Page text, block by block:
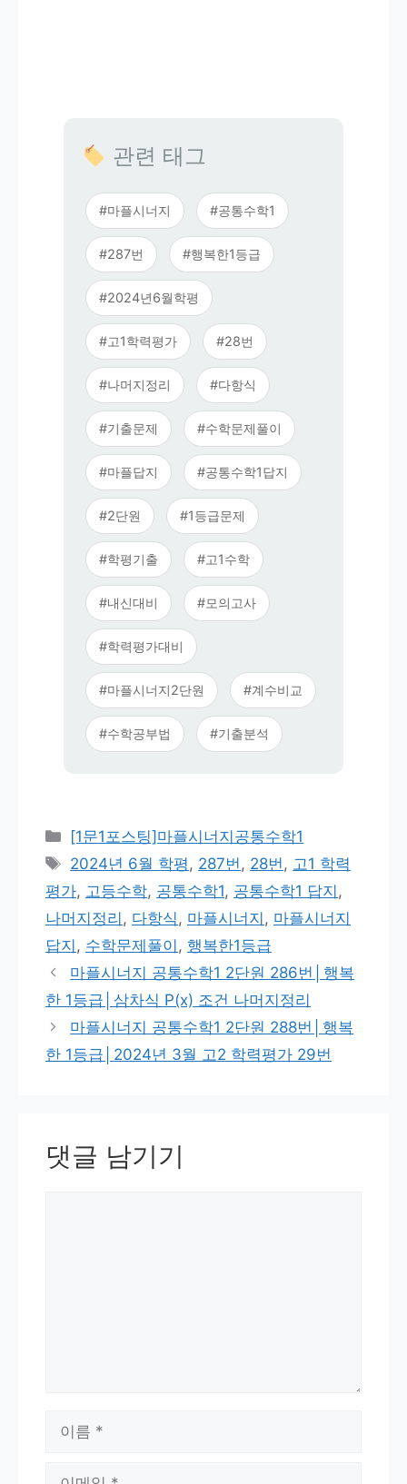
관련 태그
#마플시너지 #공통수학1
#287번 #행복한1등급
#2024년6월학평
#고1학력평가 #28번
#나머지정리 #다항식
#기출문제 #수학문제풀이
#마플답지 #공통수학1답지
#2단원 #1등급문제
#학평기출 #고1수학
#내신대비 #모의고사
#학력평가대비
#마플시너지2단원 #계수비교
#수학공부법 #기출분석
카
테
리
[1문1포스팅]마플시너지공통수학1
태
그
2024년 6월 학평, 287번, 28번, 고1 학력
평가, 고등수학, 공통수학1, 공통수학1 답지 ,
나머지정리 , 다항식, 마플시너지 , 마플시너지
답지 , 수학문제풀이 , 행복한1등급
마플시너지 공통수학1 2단원 286번│행복
한 1등급│삼차식 P(x) 조건 나머지정리
마플시너지 공통수학1 2단원 288번│행복
한 1등급│2024년 3월 고2 학력평가 29번
댓글 남기기